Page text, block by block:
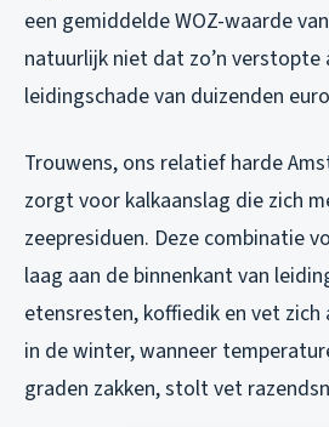
een gemiddelde WOZ-waarde
natuurlijk niet dat zo’n
leidingschade van duizenden
Trouwens, ons relatief harde
zorgt voor kalkaanslag die zich
zeepresiduen. Deze combinatie
laag aan de binnenkant van
etensresten, koffiedik en vet zich
in de winter, wanneer
graden zakken, stolt vet